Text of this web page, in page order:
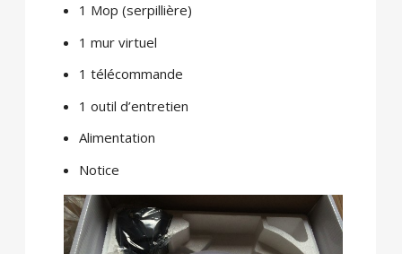
1 Mop (serpillière)
1 mur virtuel
1 télécommande
1 outil d’entretien
Alimentation
Notice